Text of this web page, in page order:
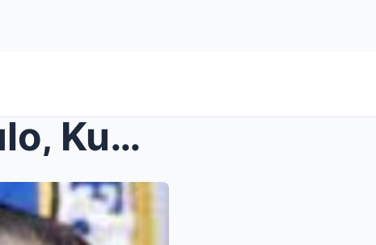
Tensyon sa Palasyo: Pangulo, Kumapit sa Militar Ko...